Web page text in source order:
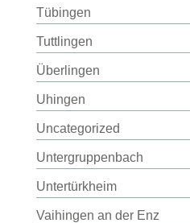
Tübingen
Tuttlingen
Überlingen
Uhingen
Uncategorized
Untergruppenbach
Untertürkheim
Vaihingen an der Enz